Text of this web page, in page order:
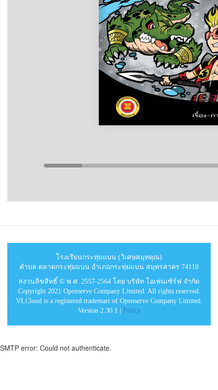
โรงเรียนกระทุ่มแบน (วิเศษสมุทคุณ)
ตำบล ตลาดกระทุ่มแบน อำเภอกระทุ่มแบน สมุทรสาคร 74110
สงวนลิขสิทธิ์ © พ.ศ. 2557-2564 โดย บริษัท โอเพ่นเซิร์ฟ จำกัด
Copyright 2021 Openserve Company Limited. All rights reserved.
VLCloud is a registered trademart of Openserve Company Limited.
Version 2.30.1 |
Policy
SMTP error: Could not authenticate.